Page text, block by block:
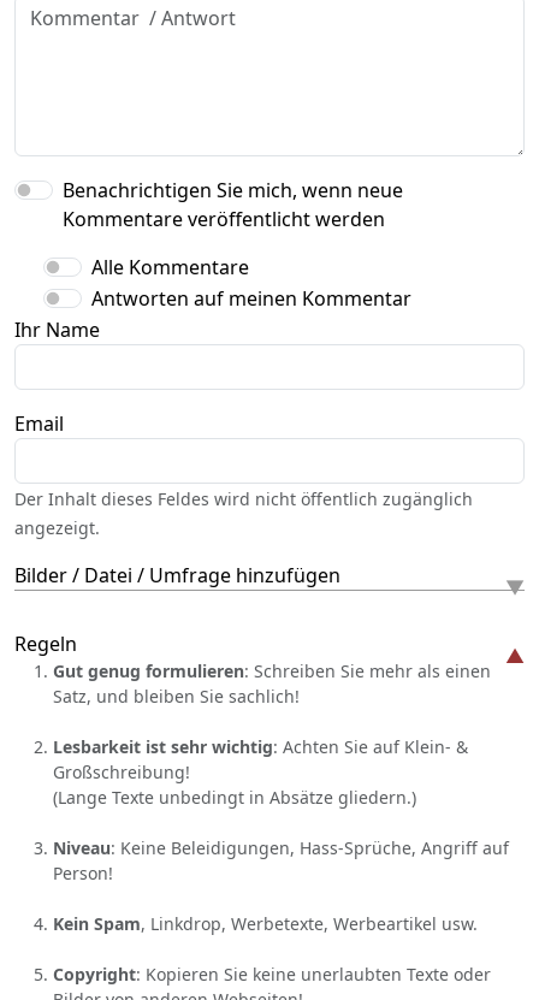
Benachrichtigen Sie mich, wenn neue
Kommentare veröffentlicht werden
Alle Kommentare
Antworten auf meinen Kommentar
Ihr Name
Email
Der Inhalt dieses Feldes wird nicht öffentlich zugänglich
angezeigt.
Bilder / Datei / Umfrage hinzufügen
Regeln
Gut genug formulieren: Schreiben Sie mehr als einen
Satz, und bleiben Sie sachlich!
Lesbarkeit ist sehr wichtig: Achten Sie auf Klein- &
Großschreibung!
(Lange Texte unbedingt in Absätze gliedern.)
Niveau: Keine Beleidigungen, Hass-Sprüche, Angriff auf
Person!
Kein Spam, Linkdrop, Werbetexte, Werbeartikel usw.
Copyright: Kopieren Sie keine unerlaubten Texte oder